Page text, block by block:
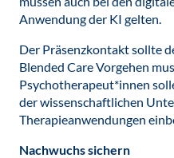
Anwendung der KI gelten.
Der Präsenzkontakt sollte
Blended Care Vorgehen
Psychotherapeut*innen
der wissenschaftlichen
Therapieanwendungen
Nachwuchs sichern